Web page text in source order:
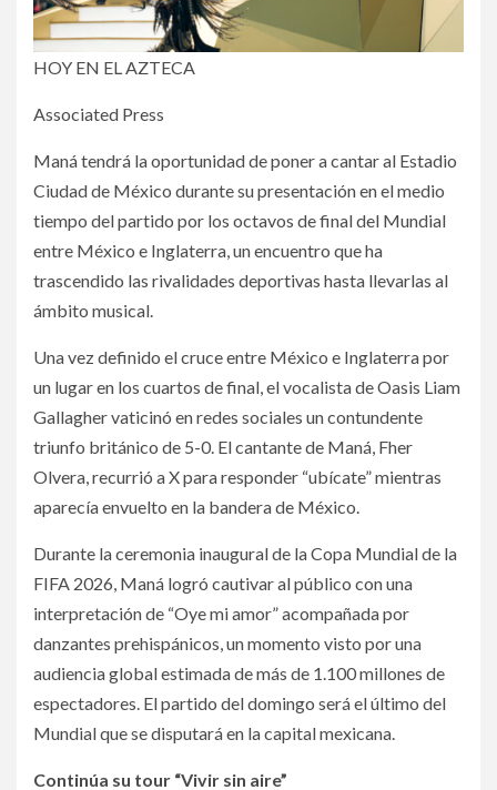
HOY EN EL AZTECA
Associated Press
Maná tendrá la oportunidad de poner a cantar al Estadio
Ciudad de México durante su presentación en el medio
tiempo del partido por los octavos de final del Mundial
entre México e Inglaterra, un encuentro que ha
trascendido las rivalidades deportivas hasta llevarlas al
ámbito musical.
Una vez definido el cruce entre México e Inglaterra por
un lugar en los cuartos de final, el vocalista de Oasis Liam
Gallagher vaticinó en redes sociales un contundente
triunfo británico de 5-0. El cantante de Maná, Fher
Olvera, recurrió a X para responder “ubícate” mientras
aparecía envuelto en la bandera de México.
Durante la ceremonia inaugural de la Copa Mundial de la
FIFA 2026, Maná logró cautivar al público con una
interpretación de “Oye mi amor” acompañada por
danzantes prehispánicos, un momento visto por una
audiencia global estimada de más de 1.100 millones de
espectadores. El partido del domingo será el último del
Mundial que se disputará en la capital mexicana.
Continúa su tour “Vivir sin aire”